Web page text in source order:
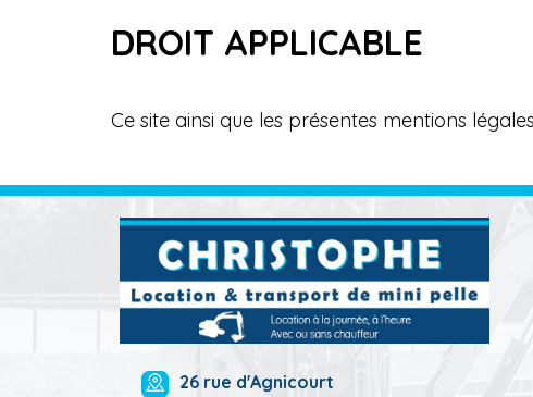
DROIT APPLICABLE
Ce site ainsi que les présentes mentions
26 rue d'Agnicourt